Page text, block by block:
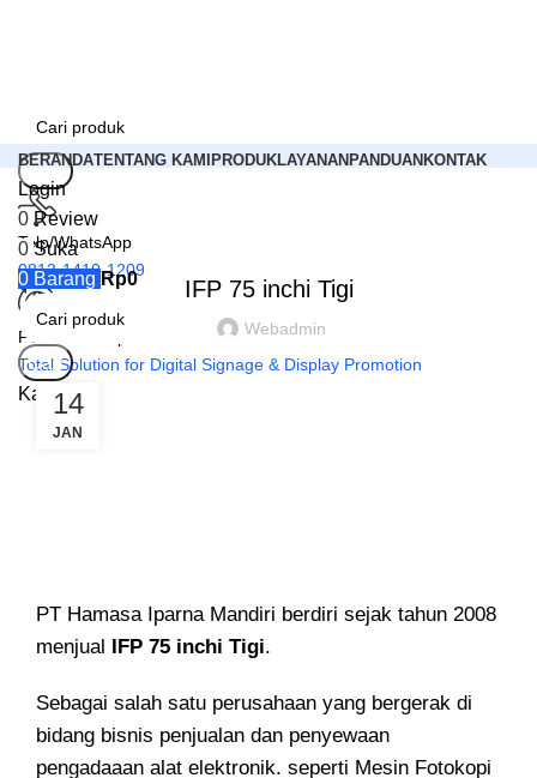
Cari
Telp/WhatsApp
0813-1410-1209
PT Hamasa Iparna Mandiri
Total Solution for Digital Signage & Display Promotion
Kategori
BERANDATENTANG KAMI PRODUKLAYANAN PANDUAN KONTAK
Login
0 Review
0 Suka
0 Barang Rp0
Cari
IFP 75 inchi Tigi
Webadmin
14
JAN
PT Hamasa Iparna Mandiri berdiri sejak tahun 2008
menjual IFP 75 inchi Tigi.
Sebagai salah satu perusahaan yang bergerak di
bidang bisnis penjualan dan penyewaan
pengadaaan alat elektronik. seperti Mesin Fotokopi